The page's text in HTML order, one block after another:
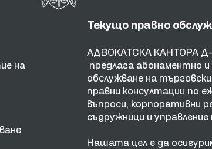
на
Текущо правно
АДВОКАТСКА КАНТОРА
предлага абонаментно
обслужване на
правни консултации по
въпроси, корпоративни
съдружници и управление
Нашата цел е да